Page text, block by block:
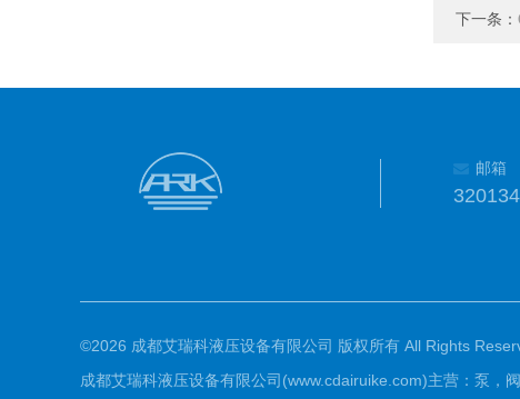
下一条：
邮箱
©2026 成都艾瑞科液压设备有限公司 版权所有 All Rights
成都艾瑞科液压设备有限公司(www.cdairuike.com)主营：泵，